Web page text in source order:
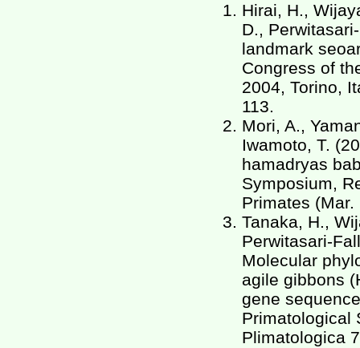
Hirai, H.,
D.,
landmark
Congress of
2004, Torino,
113.
Mori, A.,
Iwamoto, T.
hamadryas
Symposium,
Primates
Tanaka, H.,
Perwitasari-
Molecular
agile gibbons
gene
Primatological
Plimatologica